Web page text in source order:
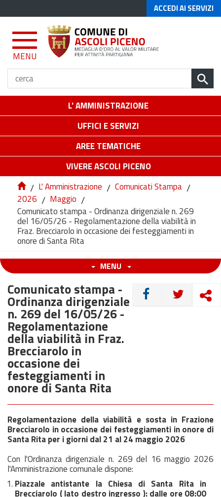
ACCEDI AI SERVIZI
MENU
L' AMMINISTRAZIONE
UFFICI E SERVIZI
AREE TEMATICHE
VIVERE ASCOLI PICENO
/ L' Amministrazione / Comunicati Stampa /
2026 / Maggio /
Comunicato stampa - Ordinanza dirigenziale n. 269
del 16/05/26 - Regolamentazione della viabilità in
Fraz. Brecciarolo in occasione dei festeggiamenti in
onore di Santa Rita
MENU
CONDIVIDI
Comunicato stampa -
Ordinanza dirigenziale
n. 269 del 16/05/26 -
Regolamentazione
della viabilità in Fraz.
Brecciarolo in
occasione dei
festeggiamenti in
onore di Santa Rita
Regolamentazione della viabilità e sosta in Frazione
Brecciarolo in occasione dei festeggiamenti in onore di
Santa Rita per i giorni dal 21 al 24 maggio 2026
Con l'Ordinanza dirigenziale n. 269 del 16 maggio 2026
l'Amministrazione comunale dispone:
Piazzale antistante la Chiesa di Santa Rita in
Brecciarolo ( lato destro ingresso ):dalle ore 08:00